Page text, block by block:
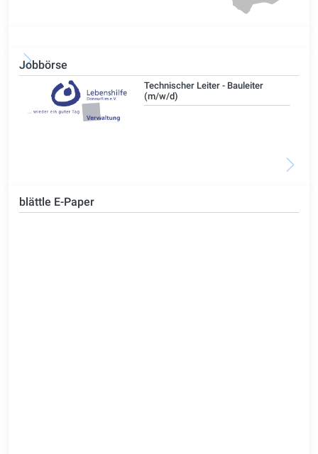
Jobbörse
Technischer Leiter - Bauleiter
(m/w/d)
blättle E-Paper